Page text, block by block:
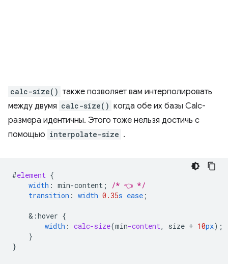
calc-size() также позволяет вам интерполировать
между двумя calc-size() когда обе их базы Calc-
размера идентичны. Этого тоже нельзя достичь с
помощью interpolate-size .
#element {
width : min-content ;
/* 👈 */
transition : width 0.35s ease ;
& :hover {
width : calc-size(min-content, size + 10px);
}
}